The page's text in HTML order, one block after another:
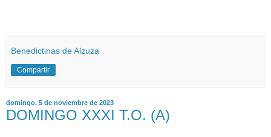
Benedictinas de Alzuza
Compartir
domingo, 5 de noviembre de 2023
DOMINGO XXXI T.O. (A)